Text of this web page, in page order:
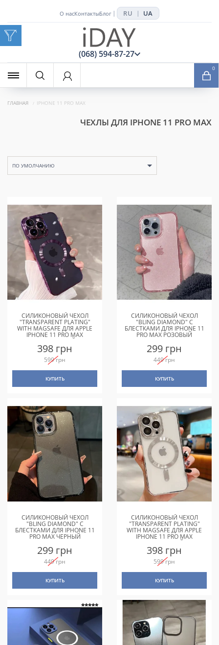
x
О насКонтактыБлог | RU | UA
(068) 594-87-27
0
ГЛАВНАЯ IPHONE 11 PRO MAX
ЧЕХЛЫ ДЛЯ IPHONE 11 PRO MAX
ПО УМОЛЧАНИЮ
СИЛИКОНОВЫЙ ЧЕХОЛ
"TRANSPARENT PLATING"
WITH MAGSAFE ДЛЯ APPLE
IPHONE 11 PRO MAX
ФИОЛЕТОВЫЙ
398 грн
599 грн
КУПИТЬ
СИЛИКОНОВЫЙ ЧЕХОЛ
"BLING DIAMOND" С
БЛЕСТКАМИ ДЛЯ IPHONE 11
PRO MAX РОЗОВЫЙ
299 грн
449 грн
КУПИТЬ
СИЛИКОНОВЫЙ ЧЕХОЛ
"BLING DIAMOND" С
БЛЕСТКАМИ ДЛЯ IPHONE 11
PRO MAX ЧЕРНЫЙ
299 грн
449 грн
КУПИТЬ
СИЛИКОНОВЫЙ ЧЕХОЛ
"TRANSPARENT PLATING"
WITH MAGSAFE ДЛЯ APPLE
IPHONE 11 PRO MAX
СЕРЕБРЯНЫЙ
398 грн
599 грн
КУПИТЬ